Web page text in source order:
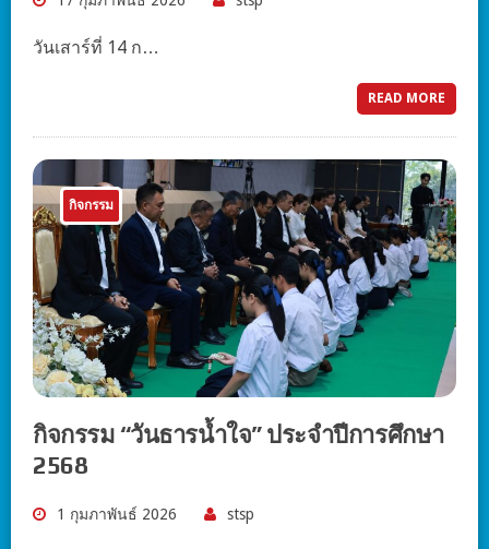
วันเสาร์ที่ 14 ก…
READ MORE
กิจกรรม
กิจกรรม “วันธารน้ำใจ” ประจำปีการศึกษา
2568
1 กุมภาพันธ์ 2026 stsp